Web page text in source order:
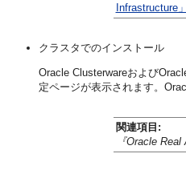
Infrastructure」
クラスタでのインストール
Oracle Clusterwareおよび
定ページが表示されます。
関連項目:
『Oracle